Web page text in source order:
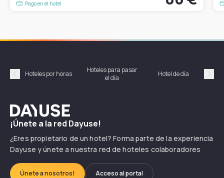
Pago en el hotel
Précédent
Hoteles por horas
Hoteles para pasar
el día
Hotel de día
Dayuse
¡Únete a la red Dayuse!
¿Eres propietario de un hotel? Forma parte de la experiencia
Dayuse y únete a nuestra red de hoteles colaboradores
Únete a nosotros! Acceso al portal